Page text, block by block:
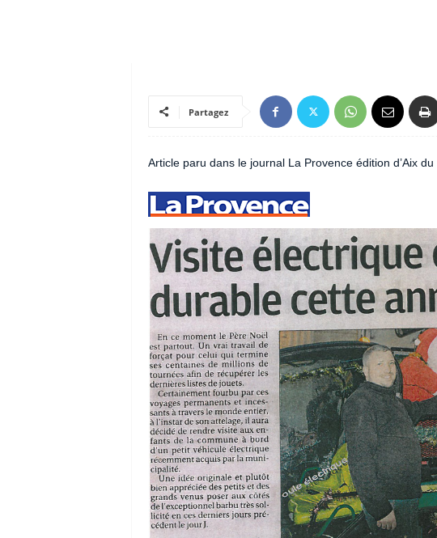
Partagez
Article paru dans le journal La Provence édition d’Aix du